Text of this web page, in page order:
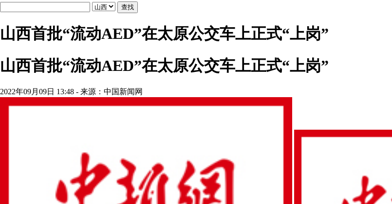
山西首批“流动AED”在太原公交车上正式“上岗”
山西首批“流动AED”在太原公交车上正式“上岗”
2022年09月09日 13:48 - 来源：中国新闻网